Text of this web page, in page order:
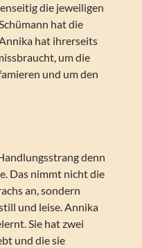
die jeweiligen
hat die
hat ihrerseits
um die
und um den
denn
Das nimmt nicht die
an, sondern
und leise. Annika
Sie hat zwei
und die sie